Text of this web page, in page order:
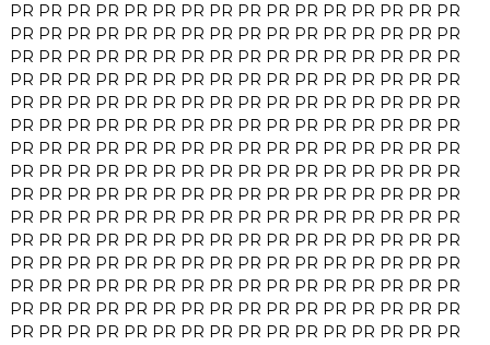
PR PR PR PR PR PR PR PR PR PR PR PR PR PR PR PR
PR PR PR PR PR PR PR PR PR PR PR PR PR PR PR PR
PR PR PR PR PR PR PR PR PR PR PR PR PR PR PR PR
PR PR PR PR PR PR PR PR PR PR PR PR PR PR PR PR
PR PR PR PR PR PR PR PR PR PR PR PR PR PR PR PR
PR PR PR PR PR PR PR PR PR PR PR PR PR PR PR PR
PR PR PR PR PR PR PR PR PR PR PR PR PR PR PR PR
PR PR PR PR PR PR PR PR PR PR PR PR PR PR PR PR
PR PR PR PR PR PR PR PR PR PR PR PR PR PR PR PR
PR PR PR PR PR PR PR PR PR PR PR PR PR PR PR PR
PR PR PR PR PR PR PR PR PR PR PR PR PR PR PR PR
PR PR PR PR PR PR PR PR PR PR PR PR PR PR PR PR
PR PR PR PR PR PR PR PR PR PR PR PR PR PR PR PR
PR PR PR PR PR PR PR PR PR PR PR PR PR PR PR PR
PR PR PR PR PR PR PR PR PR PR PR PR PR PR PR PR